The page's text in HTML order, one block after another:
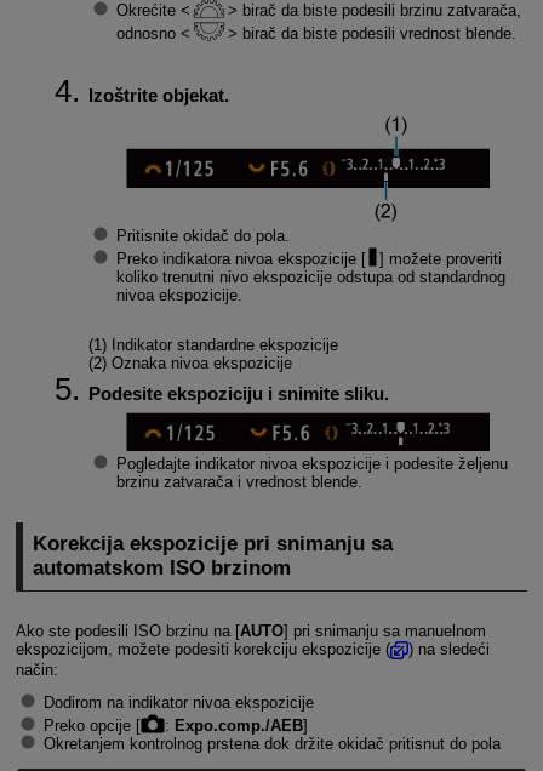
Okrećite
birač da biste podesili brzinu zatvarača,
odnosno
birač da biste podesili vrednost blende.
Izoštrite objekat.
Pritisnite okidač do pola.
Preko indikatora nivoa ekspozicije [
] možete proveriti
koliko trenutni nivo ekspozicije odstupa od standardnog
nivoa ekspozicije.
(1) Indikator standardne ekspozicije
(2) Oznaka nivoa ekspozicije
Podesite ekspoziciju i snimite sliku.
Pogledajte indikator nivoa ekspozicije i podesite željenu
brzinu zatvarača i vrednost blende.
Korekcija ekspozicije pri snimanju sa
automatskom ISO brzinom
Ako ste podesili ISO brzinu na [AUTO] pri snimanju sa manuelnom
ekspozicijom, možete podesiti korekciju ekspozicije (
) na sledeći
način:
Dodirom na indikator nivoa ekspozicije
Preko opcije [
: Expo.comp./AEB]
Okretanjem kontrolnog prstena dok držite okidač pritisnut do pola